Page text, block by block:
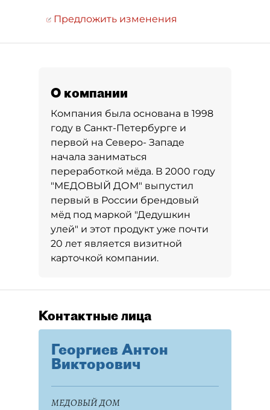
Предложить изменения
О компании
Компания была основана в 1998
году в Санкт-Петербурге и
первой на Северо- Западе
начала заниматься
переработкой мёда. В 2000 году
"МЕДОВЫЙ ДОМ" выпустил
первый в России брендовый
мёд под маркой "Дедушкин
улей" и этот продукт уже почти
20 лет является визитной
карточкой компании.
Контактные лица
Георгиев Антон
Викторович
МЕДОВЫЙ ДОМ